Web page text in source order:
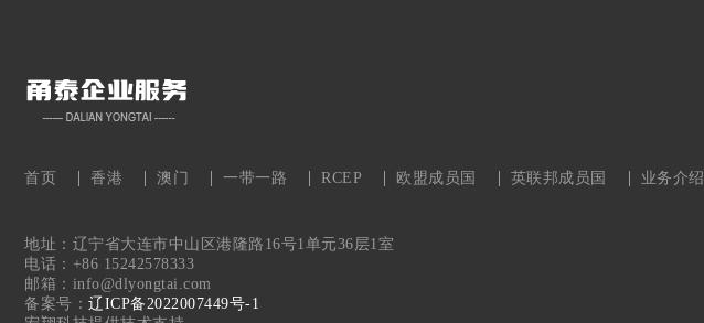
首页 香港 澳门 一带一路 RCEP 欧盟成员国 英联邦成员国 业务介绍
地址：辽宁省大连市中山区港隆路16号1单元36层1室
电话：+86 15242578333
邮箱：info@dlyongtai.com
备案号： 辽ICP备2022007449号-1